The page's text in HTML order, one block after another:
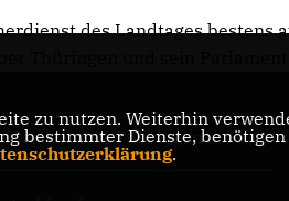
des Landtages bestens
Thüringen
zu nutzen. Weiterhin
bestimmter Dienste,
.